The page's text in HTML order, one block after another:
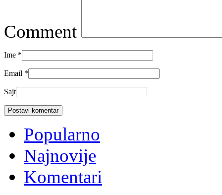
Comment
Ime *
Email *
Sajt
Popularno
Najnovije
Komentari